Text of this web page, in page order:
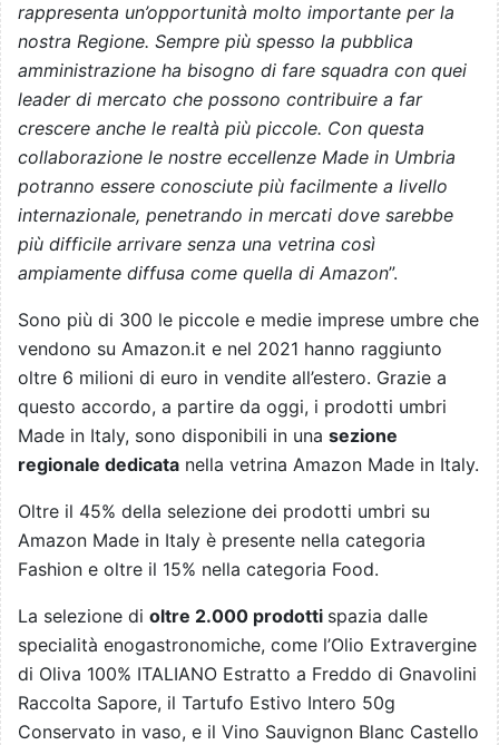
rappresenta un’opportunità molto importante per la
nostra Regione. Sempre più spesso la pubblica
amministrazione ha bisogno di fare squadra con quei
leader di mercato che possono contribuire a far
crescere anche le realtà più piccole. Con questa
collaborazione le nostre eccellenze Made in Umbria
potranno essere conosciute più facilmente a livello
internazionale, penetrando in mercati dove sarebbe
più difficile arrivare senza una vetrina così
ampiamente diffusa come quella di Amazon”.
Sono più di 300 le piccole e medie imprese umbre che
vendono su Amazon.it e nel 2021 hanno raggiunto
oltre 6 milioni di euro in vendite all’estero. Grazie a
questo accordo, a partire da oggi, i prodotti umbri
Made in Italy, sono disponibili in una sezione
regionale dedicata nella vetrina Amazon Made in Italy.
Oltre il 45% della selezione dei prodotti umbri su
Amazon Made in Italy è presente nella categoria
Fashion e oltre il 15% nella categoria Food.
La selezione di oltre 2.000 prodotti spazia dalle
specialità enogastronomiche, come l’Olio Extravergine
di Oliva 100% ITALIANO Estratto a Freddo di Gnavolini
Raccolta Sapore, il Tartufo Estivo Intero 50g
Conservato in vaso, e il Vino Sauvignon Blanc Castello